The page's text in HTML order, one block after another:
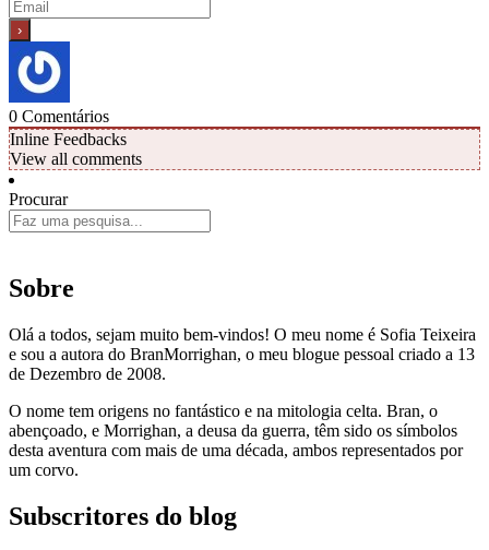
0 Comentários
Inline Feedbacks
View all comments
Procurar
Sobre
Olá a todos, sejam muito bem-vindos! O meu nome é Sofia Teixeira
e sou a autora do BranMorrighan, o meu blogue pessoal criado a 13
de Dezembro de 2008.
O nome tem origens no fantástico e na mitologia celta. Bran, o
abençoado, e Morrighan, a deusa da guerra, têm sido os símbolos
desta aventura com mais de uma década, ambos representados por
um corvo.
Subscritores do blog